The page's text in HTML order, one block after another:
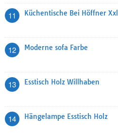
11 Küchentische Bei Höffner Xxl
12 Moderne sofa Farbe
13 Esstisch Holz Willhaben
14 Hängelampe Esstisch Holz